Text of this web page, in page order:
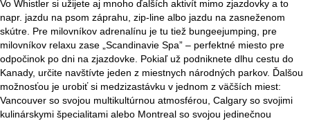
Vo Whistler si užijete aj mnoho ďalších aktivít mimo zjazdovky a to
napr. jazdu na psom záprahu, zip-line albo jazdu na zasneženom
skútre. Pre milovníkov adrenalínu je tu tiež bungeejumping, pre
milovníkov relaxu zase „Scandinavie Spa” – perfektné miesto pre
odpočinok po dni na zjazdovke. Pokiaľ už podniknete dlhu cestu do
Kanady, určite navštívte jeden z miestnych národných parkov. Ďalšou
možnosťou je urobiť si medzizastávku v jednom z väčších miest:
Vancouver so svojou multikultúrnou atmosférou, Calgary so svojimi
kulinárskymi špecialitami alebo Montreal so svojou jedinečnou